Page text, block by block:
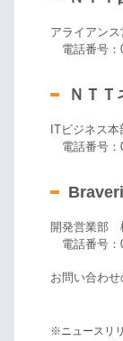
アライアン
電話番号：
ＮＴＴ
ITビジネス
電話番号：
開発営業部
電話番号：
お問い合わ
※ニュースリ